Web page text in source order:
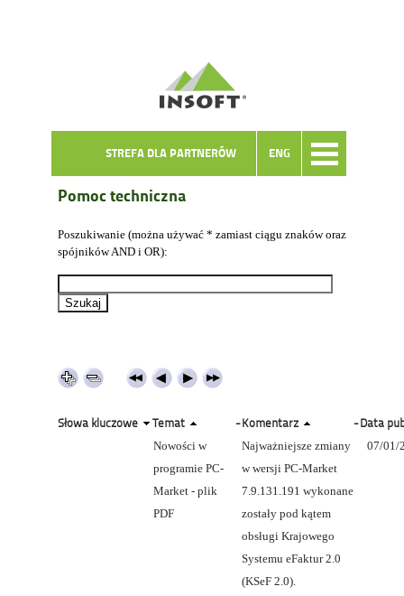
ENG
STREFA DLA PARTNERÓW
Pomoc techniczna
Poszukiwanie (można używać * zamiast ciągu znaków oraz
spójników AND i OR):
Słowa kluczowe Temat -Komentarz -Data
Nowości w
programie PC-
Market - plik
PDF
Najważniejsze zmiany
w wersji PC-Market
7.9.131.191 wykonane
zostały pod kątem
obsługi Krajowego
Systemu eFaktur 2.0
(KSeF 2.0).
07/01/